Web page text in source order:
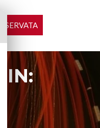
IN: